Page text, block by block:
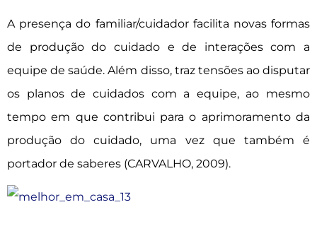
A presença do familiar/cuidador facilita novas formas
de produção do cuidado e de interações com a
equipe de saúde. Além disso, traz tensões ao disputar
os planos de cuidados com a equipe, ao mesmo
tempo em que contribui para o aprimoramento da
produção do cuidado, uma vez que também é
portador de saberes (CARVALHO, 2009).